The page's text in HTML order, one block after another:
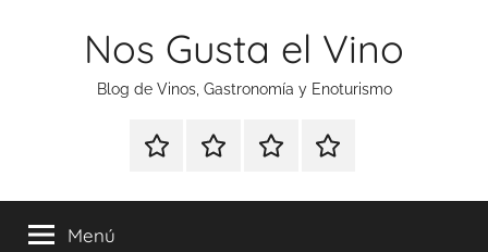
Nos Gusta el Vino
Blog de Vinos, Gastronomía y Enoturismo
Especial
Tonics
Enoturismo
Gastronomía
RankingContacto
Menú